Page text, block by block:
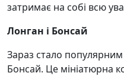
затримає на собі всю
Лонган і Бонсай
Зараз стало
Бонсай. Це мініатюрна